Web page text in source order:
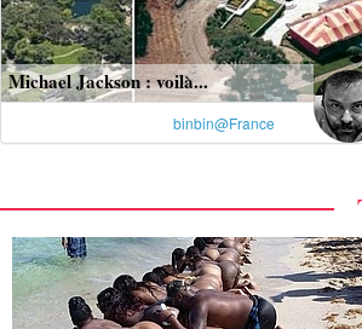
Michael Jackson : voilà...
binbin@France